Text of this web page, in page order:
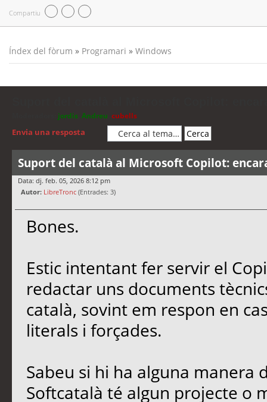
Compartiu
Índex del fòrum » Programari » Windows
jordis Andreu cubells
Envia una resposta
Suport del català al Microsoft Copilot:
Data: dj. feb. 05, 2026 8:12 pm
Autor: LibreTronc (Entrades: 3)
Bones.
Estic intentant fer servir el
redactar uns documents
català, sovint em respon en
literals i forçades.
Sabeu si hi ha alguna manera
Softcatalà té algun projecte o